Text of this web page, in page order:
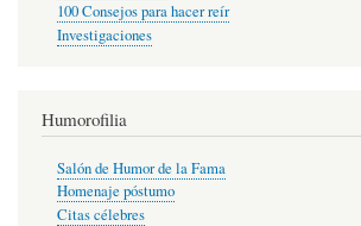
100 Consejos para hacer reír
Investigaciones
Humorofilia
Salón de Humor de la Fama
Homenaje póstumo
Citas célebres